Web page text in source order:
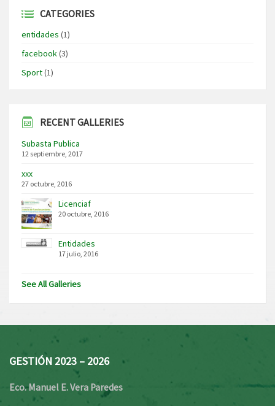
CATEGORIES
entidades (1)
facebook(3)
Sport(1)
RECENT GALLERIES
Subasta Publica
12 septiembre, 2017
xxx
27 octubre, 2016
Licenciaf
20 octubre, 2016
Entidades
17 julio, 2016
See All Galleries
GESTIÓN 2023 – 2026
Eco. Manuel E. Vera Paredes